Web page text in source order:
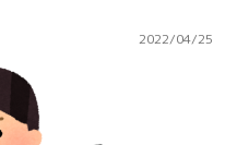
2022/04/25